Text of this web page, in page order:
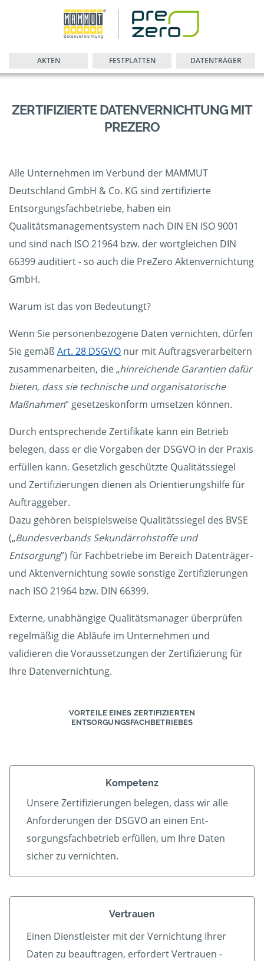
AKTEN FESTPLATTEN DATENTRÄGER
ZERTIFIZIERTE DATENVERNICHTUNG MIT
PREZERO
Alle Unternehmen im Verbund der MAMMUT
Deutschland GmbH & Co. KG sind zertifizierte
Entsorgungsfachbetriebe, haben ein
Qualitätsmanagementsystem nach DIN EN ISO 9001
und sind nach ISO 21964 bzw. der wortgleichen DIN
66399 auditiert - so auch die PreZero Aktenvernichtung
GmbH.
Warum ist das von Bedeutungt?
Wenn Sie personenbezogene Daten vernichten, dürfen
Sie gemäßArt. 28 DSGVO nur mit Auftragsverarbeitern
zusammenarbeiten, die „hinreichende Garantien dafür
bieten, dass sie technische und organisatorische
Maßnahmen“ gesetzeskonform umsetzen können.
Durch entsprechende Zertifikate kann ein Betrieb
belegen, dass er die Vorgaben der DSGVO in der Praxis
erfüllen kann. Gesetzlich geschützte Qualitätssiegel
und Zertifizierungen dienen als Orientierungshilfe für
Auftraggeber.
Dazu gehören beispielsweise Qualitätssiegel des BVSE
(„Bundesverbands Sekundärrohstoffe und
Entsorgung”) für Fachbetriebe im Bereich Datenträger-
und Aktenvernichtung sowie sonstige Zertifizierungen
nach ISO 21964 bzw. DIN 66399.
Externe, unabhängige Qualitätsmanager überprüfen
regelmäßig die Abläufe im Unternehmen und
validieren die Voraussetzungen der Zertifizierung für
Ihre Datenvernichtung.
VORTEILE EINES ZERTIFIZIERTEN
ENTSORGUNGSFACHBETRIEBES
Kompetenz
Unsere Zertifizierungen belegen, dass wir alle
An­forder­ungen der DSGVO an einen Ent­
sorgungs­fach­betrieb er­füllen, um Ihre Daten
sicher zu vernichten.
Vertrauen
Einen Dienstleister mit der Vern­ichtung Ihrer
Daten zu beauf­tragen, erfordert Vertrauen -